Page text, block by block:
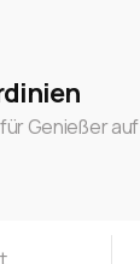
Genießer